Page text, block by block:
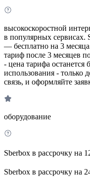
высокоскоростной
в популярных сервисах.
— бесплатно на 3
тариф после 3 месяцев
- цена тарифа останется
использования - только
связь, и оформляйте
оборудование
Sberbox в рассрочку на
Sberbox в рассрочку на